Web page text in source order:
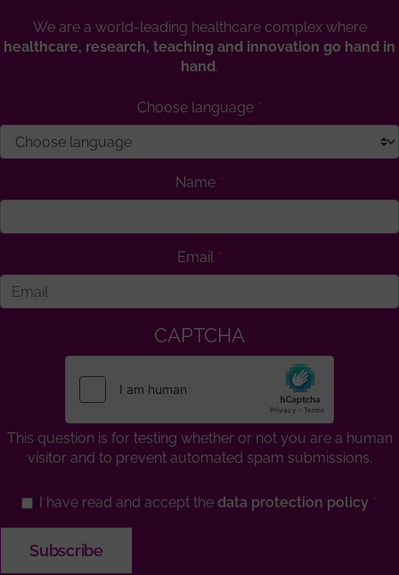
We are a world-leading healthcare complex where
healthcare, research, teaching and innovation go hand in
hand.
Choose language
Name
Email
CAPTCHA
This question is for testing whether or not you are a human
visitor and to prevent automated spam submissions.
I have read and accept the data protection policy